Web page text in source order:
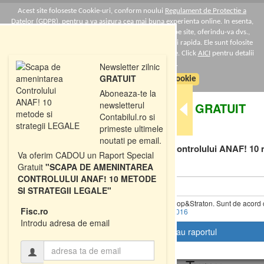
Acest site foloseste Cookie-uri, conform noului Regulament de Protectie a
Datelor (GDPR), pentru a va asigura cea mai buna experienta online. In esenta,
Cookie-urile ne ajuta sa imbunatatim continutul de pe site, oferindu-va dvs.,
cititorul, o experienta online personalizata si mult mai rapida. Ele sunt folosite
doar de site-ul nostru si partenerii nostri de incredere. Click AICI pentru detalii
despre politica de Cookie-uri.
Sunt de acord cu politica de cookie
T
g
g
Newsletter zilnic
GRATUIT
Aboneaza-te la
newsletterul
Contabilul.ro si
primeste ultimele
noutati pe email.
Va oferim CADOU un Raport Special
Gratuit "SCAPA DE AMENINTAREA
CONTROLULUI ANAF! 10 METODE
SI STRATEGII LEGALE"
Fisc.ro
Introdu adresa de email
DESCARCATI GRATUIT
Raportul Special
"Scapa de amenintarea Controlului ANAF!
LEGALE"
Da, vreau informatii despre produsele Rentrop&Straton. Sunt de
fie prelucrate conform
Regulamentul UE 679/2016